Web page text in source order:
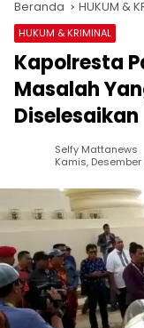
Beranda HUKUM &
HUKUM & KRIMINAL
Kapolresta
Masalah
Diselesaikan
Selfy Mattanews
Kamis, Desember